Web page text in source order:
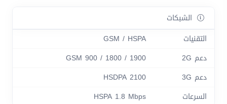
الشبكات
التقنيات
GSM / HSPA
دعم 2G
GSM 900 / 1800 / 1900
دعم 3G
HSDPA 2100
السرعات
HSPA 1.8 Mbps